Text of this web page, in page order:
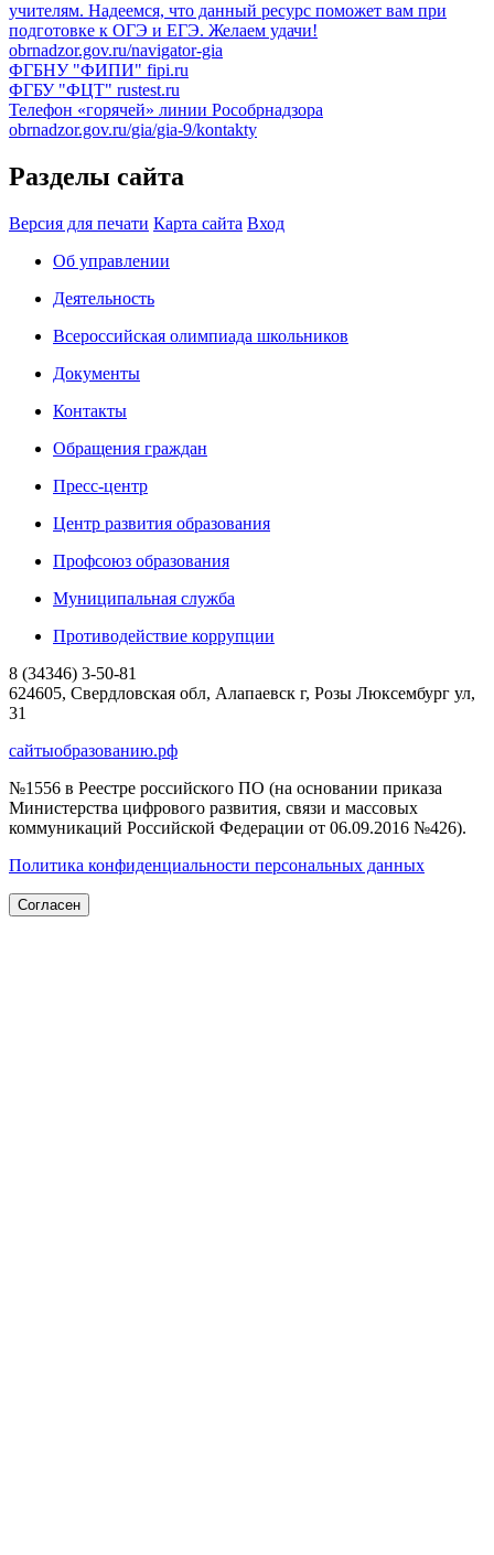
учителям. Надеемся, что данный ресурс поможет вам при
подготовке к ОГЭ и ЕГЭ. Желаем удачи!
obrnadzor.gov.ru/navigator-gia
ФГБНУ "ФИПИ" fipi.ru
ФГБУ "ФЦТ" rustest.ru
Телефон «горячей» линии Рособрнадзора
obrnadzor.gov.ru/gia/gia-9/kontakty
Разделы сайта
Версия для печати Карта сайта Вход
Об управлении
Деятельность
Всероссийская олимпиада школьников
Документы
Контакты
Обращения граждан
Пресс-центр
Центр развития образования
Профсоюз образования
Муниципальная служба
Противодействие коррупции
8 (34346) 3-50-81
624605, Свердловская обл, Алапаевск г, Розы Люксембург ул,
31
сайтыобразованию.рф
№1556 в Реестре российского ПО (на основании приказа
Министерства цифрового развития, связи и массовых
коммуникаций Российской Федерации от 06.09.2016 №426).
Политика конфиденциальности персональных данных
Согласен